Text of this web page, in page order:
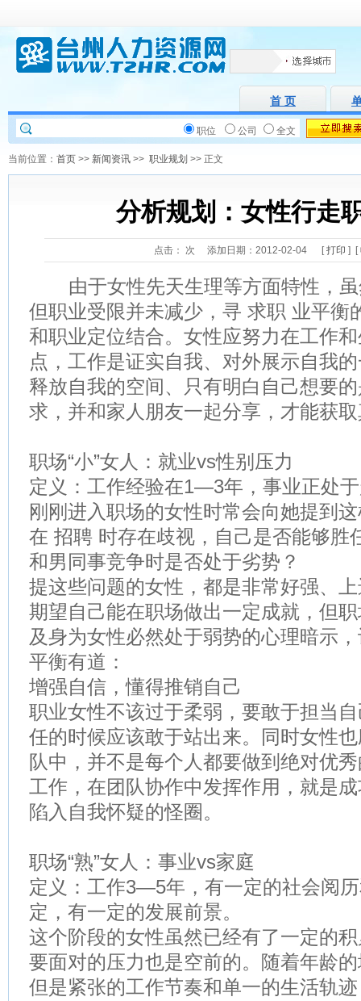
首 页
职位 公司 全文
当前位置： 首页 >> 新闻资讯 >> 职业规划 >> 正文
分析规划：女性行走
点击： 次 添加日期：2012-02-04 [打印 ] [
由于女性先天生理等方面特性，虽
但职业受限并未减少，寻 求职 业平衡
和职业定位结合。女性应努力在工作
点，工作是证实自我、对外展示自我
释放自我的空间、只有明白自己想要
求，并和家人朋友一起分享，才能获
职场“小”女人：就业vs性别压力
定义：工作经验在1—3年，事业正处
刚刚进入职场的女性时常会向她提到
在 招聘 时存在歧视，自己是否能够胜
和男同事竞争时是否处于劣势？
提这些问题的女性，都是非常好强、
期望自己能在职场做出一定成就，但
及身为女性必然处于弱势的心理暗示
平衡有道：
增强自信，懂得推销自己
职业女性不该过于柔弱，要敢于担当
任的时候应该敢于站出来。同时女性
队中，并不是每个人都要做到绝对优
工作，在团队协作中发挥作用，就是
陷入自我怀疑的怪圈。
职场“熟”女人：事业vs家庭
定义：工作3—5年，有一定的社会阅
定，有一定的发展前景。
这个阶段的女性虽然已经有了一定的
要面对的压力也是空前的。随着年龄
但是紧张的工作节奏和单一的生活轨